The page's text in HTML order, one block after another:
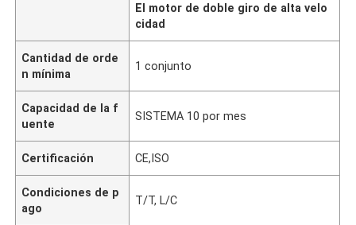
El motor de doble giro de alta velo
cidad
Cantidad de orde
n mínima
1 conjunto
Capacidad de la f
uente
SISTEMA 10 por mes
Certificación CE,ISO
Condiciones de p
ago
T/T, L/C